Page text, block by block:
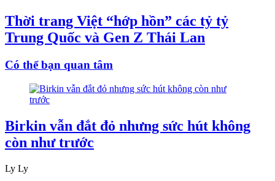
Thời trang Việt “hớp hồn” các tỷ tỷ
Trung Quốc và Gen Z Thái Lan
Có thể bạn quan tâm
Birkin vẫn đắt đỏ nhưng sức hút không
còn như trước
Ly Ly